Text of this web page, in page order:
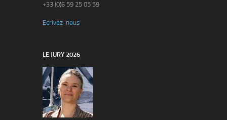
+33 (0)6 59 25 05 59
Ecrivez-nous
LE JURY 2026